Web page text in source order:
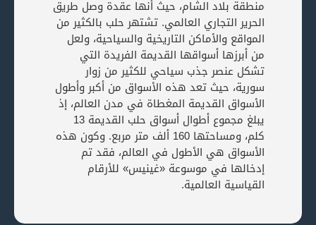
من وسلوى (اكسترا)
من وسلوى, ضيافة, فستق, من وسلوى دائرة
منطقة بلاد الشام، حيث أنها عقدة وصل طريق
الحرير التجاري العالمي. تشتهر حلب بالكثير من
المواقع والأماكن التاريخية والسياحية، ولعل
من أبرزها أسواقها القديمة الفريدة التي
تشكل عنصر جذب سياحي للكثير من زوار
سورية، حيث تعد هذه الأسواق من أكبر وأطول
الأسواق القديمة المغطاة في مدن العالم، إذ
يبلغ مجموع أطوال أسواق حلب القديمة 13
كلم، ومساحتها 160 ألف متر مربع. وكون هذه
الأسواق هي الأطول في العالم، فقد تم
إدخالها في موسوعة «غينيس» للأرقام
القياسية العالمية.